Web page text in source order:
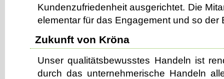
Kundenzufriedenheit ausgerichtet. Die
elementar für das Engagement und so der
Zukunft von Kröna
Unser qualitätsbewusstes Handeln ist
durch das unternehmerische Handeln